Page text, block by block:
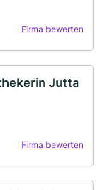
Firma bewerten
Jutta
Firma bewerten